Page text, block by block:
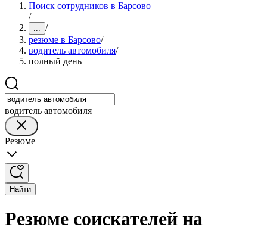
Поиск сотрудников в Барсово
/
... /
резюме в Барсово/
водитель автомобиля/
полный день
водитель автомобиля
Резюме
Найти
Резюме соискателей на